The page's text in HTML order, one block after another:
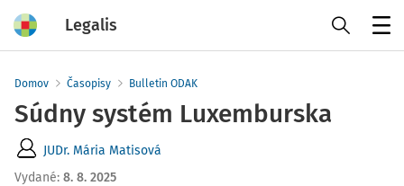
Legalis
Domov Časopisy Bulletin ODAK
Súdny systém Luxemburska
JUDr. Mária Matisová
Vydané: 8. 8. 2025